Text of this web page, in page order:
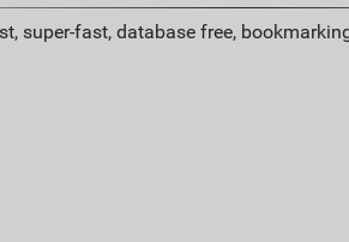
super-fast, database free,